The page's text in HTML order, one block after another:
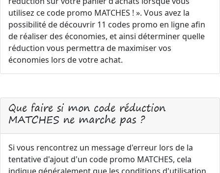
utilisez ce code promo MATCHES ! ». Vous avez la
possibilité de découvrir 11 codes promo en ligne afin
de réaliser des économies, et ainsi déterminer quelle
réduction vous permettra de maximiser vos
économies lors de votre achat.
Que faire si mon code réduction
MATCHES ne marche pas ?
Si vous rencontrez un message d'erreur lors de la
tentative d'ajout d'un code promo MATCHES, cela